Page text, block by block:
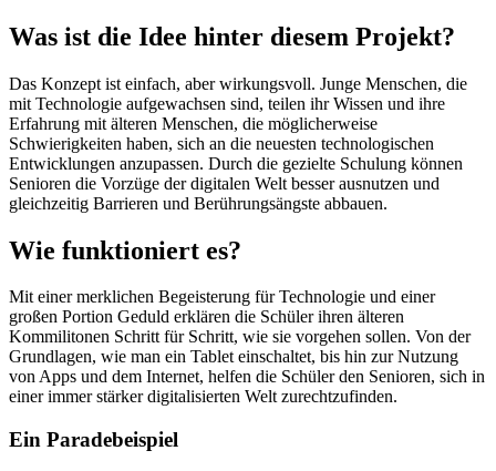
Was ist die Idee hinter diesem Projekt?
Das Konzept ist einfach, aber wirkungsvoll. Junge Menschen, die
mit Technologie aufgewachsen sind, teilen ihr Wissen und ihre
Erfahrung mit älteren Menschen, die möglicherweise
Schwierigkeiten haben, sich an die neuesten technologischen
Entwicklungen anzupassen. Durch die gezielte Schulung können
Senioren die Vorzüge der digitalen Welt besser ausnutzen und
gleichzeitig Barrieren und Berührungsängste abbauen.
Wie funktioniert es?
Mit einer merklichen Begeisterung für Technologie und einer
großen Portion Geduld erklären die Schüler ihren älteren
Kommilitonen Schritt für Schritt, wie sie vorgehen sollen. Von der
Grundlagen, wie man ein Tablet einschaltet, bis hin zur Nutzung
von Apps und dem Internet, helfen die Schüler den Senioren, sich in
einer immer stärker digitalisierten Welt zurechtzufinden.
Ein Paradebeispiel